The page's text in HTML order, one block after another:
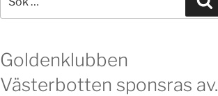
efter:
Goldenklubben
Västerbotten sponsras av.